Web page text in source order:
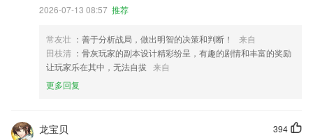
2026-07-13 08:57 推荐
常友壮 ：善于分析战局，做出明智的决策和判断！
来自
田枝清 ：骨灰玩家的副本设计精彩纷呈，有趣的剧情和丰富的奖励
让玩家乐在其中，无法自拔 来自
更多回复
394
龙宝贝